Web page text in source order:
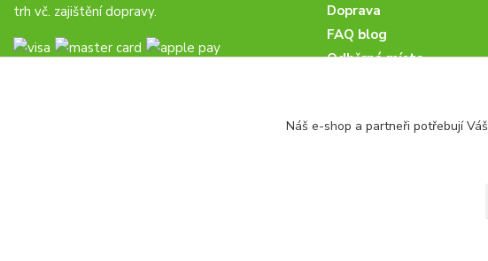
trh vč. zajištění dopravy.
Doprava
FAQ blog
Odběrná místa
Obchodní partneři
Náš e-shop a partneři potřebují Váš